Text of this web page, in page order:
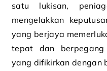
satu lukisan,
mengelakkan
yang berjaya
tepat dan
yang difikirkan dengan